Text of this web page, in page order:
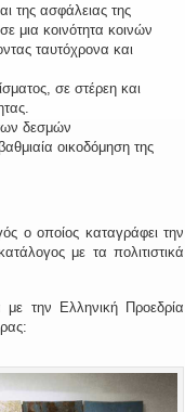
της ασφάλειας της
μια κοινότητα κοινών
ταυτόχρονα και
σε στέρεη και
δεσμών
οικοδόμηση της
ο οποίος καταγράφει την
με τα πολιτιστικά
με την Ελληνική Προεδρία